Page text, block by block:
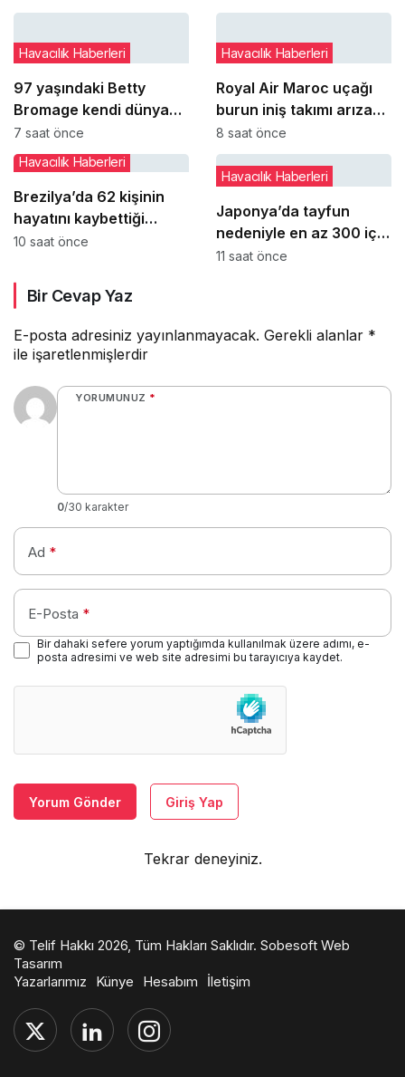
97 yaşındaki Betty
Bromage kendi dünya
rekorunu yeniden kırdı
Havacılık Haberleri
7 saat önce
Royal Air Maroc uçağı
burun iniş takımı arızası
nedeniyle pistte kaldı
Havacılık Haberleri
8 saat önce
Brezilya’da 62 kişinin
hayatını kaybettiği
Voepass kazasında yeni
Havacılık Haberleri
10 saat önce
Japonya’da tayfun
nedeniyle en az 300 iç
hat seferi iptal edildi
Havacılık Haberleri
11 saat önce
Bir Cevap Yaz
E-posta adresiniz yayınlanmayacak. Gerekli alanlar *
ile işaretlenmişlerdir
YORUMUNUZ *
0/30 karakter
Ad *
E-Posta *
Bir dahaki sefere yorum yaptığımda kullanılmak üzere adımı, e-
posta adresimi ve web site adresimi bu tarayıcıya kaydet.
Yorum Gönder Giriş Yap
Tekrar deneyiniz.
© Telif Hakkı 2026, Tüm Hakları Saklıdır. Sobesoft Web
Tasarım
Yazarlarımız
Künye Hesabım İletişim